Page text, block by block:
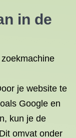
in de
je website te
Google en
kun je de
omvat onder